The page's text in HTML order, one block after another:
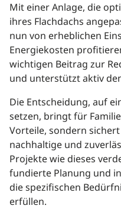
Mit einer Anlage, die
ihres Flachdachs
nun von erheblichen
Energiekosten
wichtigen Beitrag zur
und unterstützt aktiv
Die Entscheidung, auf
setzen, bringt für
Vorteile, sondern
nachhaltige und
Projekte wie dieses
fundierte Planung und
die spezifischen
erfüllen.